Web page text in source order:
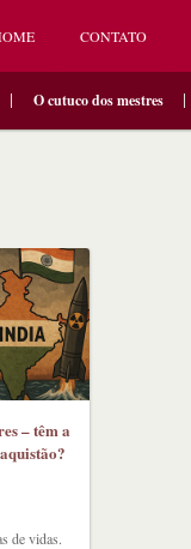
CONTATO
O cutuco dos mestres
– têm a
de vidas.